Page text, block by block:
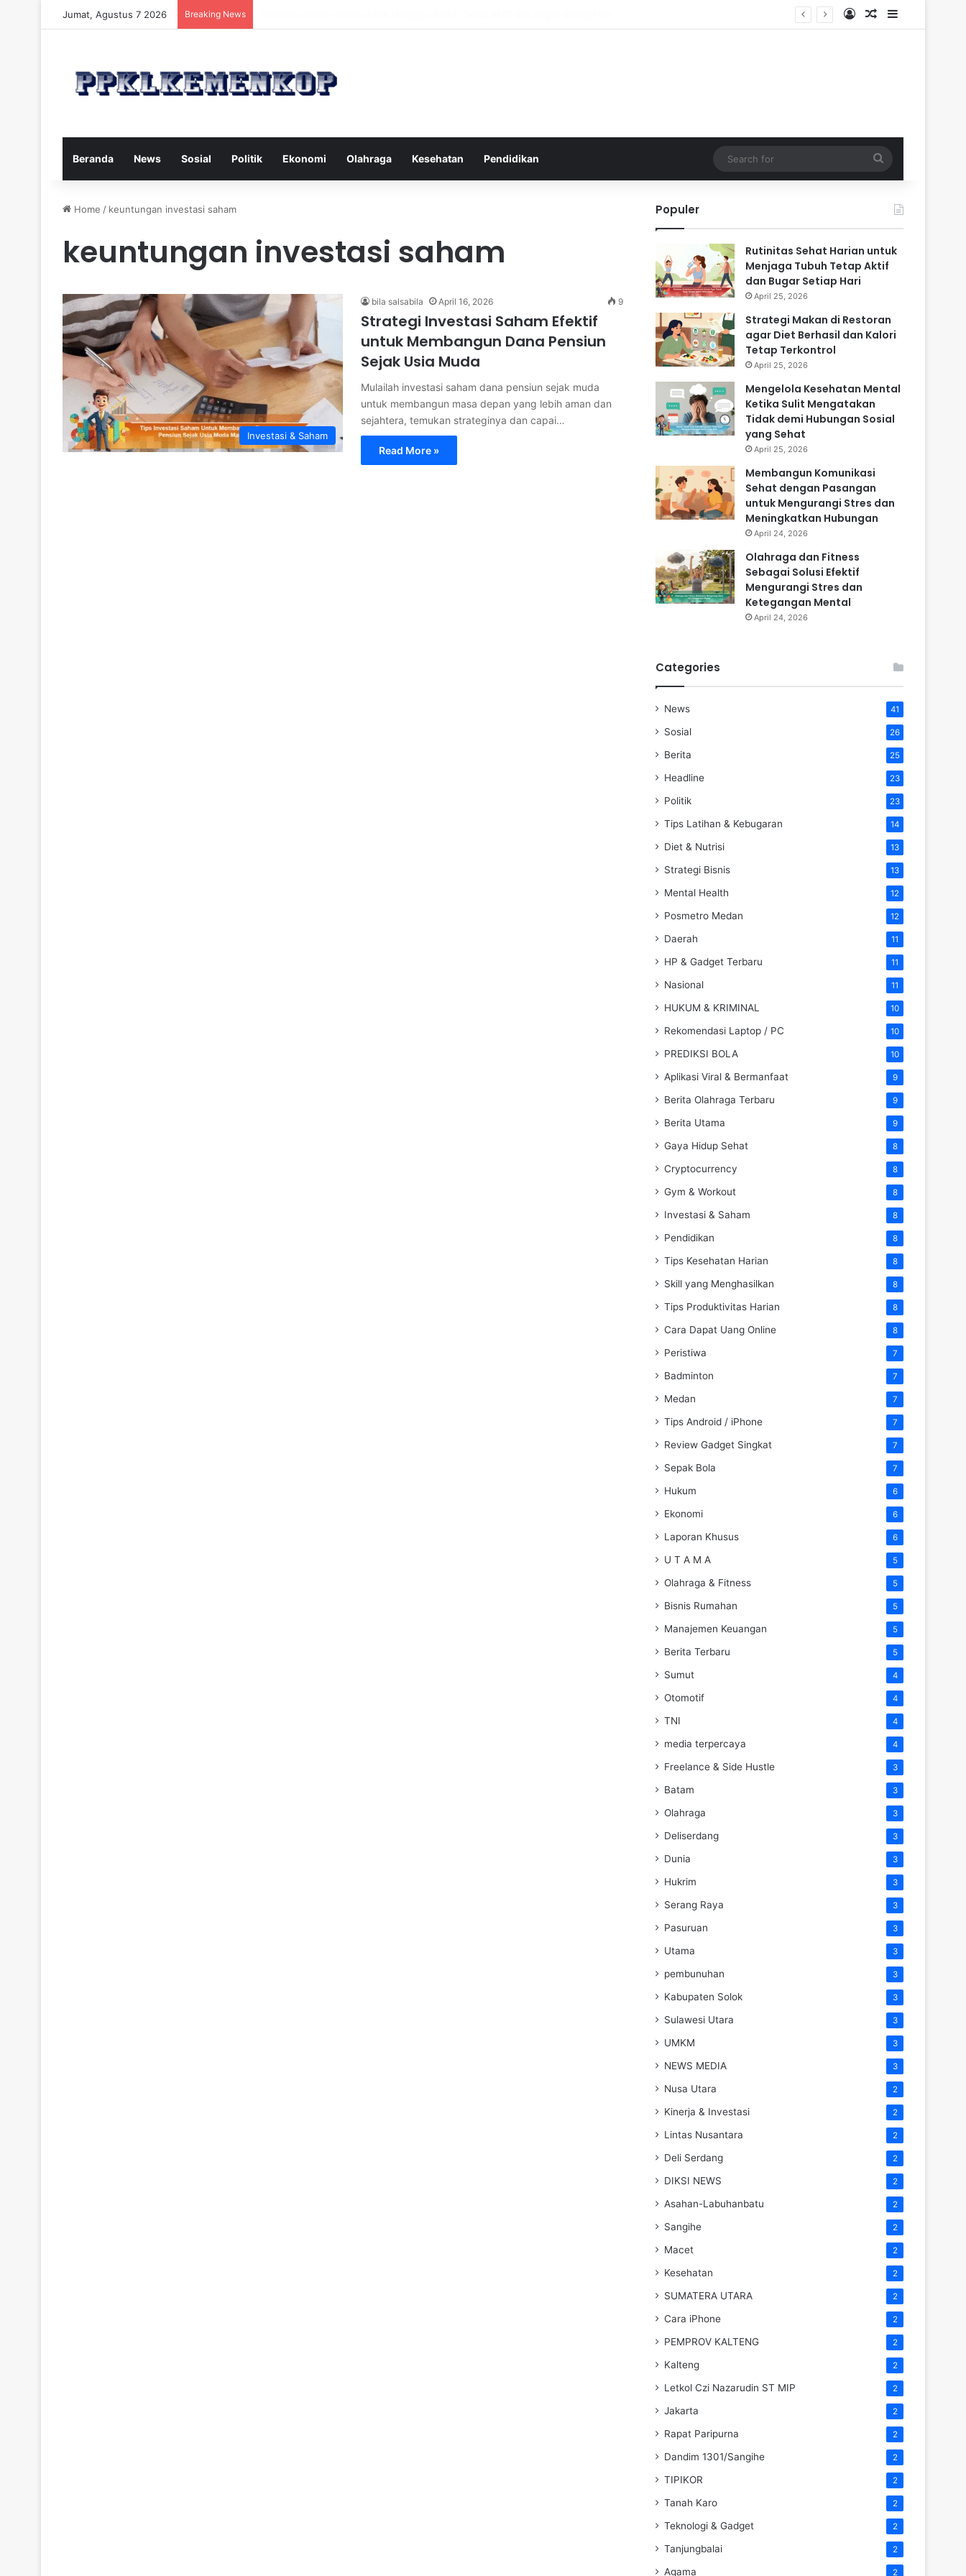
Jumat, Agustus 7 2026 Breaking News Log InRandom Article
Sidebar
Beranda News Sosial Politik Ekonomi Olahraga Kesehatan Pendidikan
for
Home / keuntungan investasi saham
keuntungan investasi saham
Investasi & Saham
bila salsabila April 16, 2026 9
Strategi Investasi Saham Efektif
untuk Membangun Dana Pensiun
Sejak Usia Muda
Mulailah investasi saham dana pensiun sejak muda
untuk membangun masa depan yang lebih aman dan
sejahtera, temukan strateginya dan capai…
Read More »
Populer
Rutinitas Sehat Harian untuk
Menjaga Tubuh Tetap Aktif
dan Bugar Setiap Hari
April 25, 2026
Strategi Makan di Restoran
agar Diet Berhasil dan Kalori
Tetap Terkontrol
April 25, 2026
Mengelola Kesehatan Mental
Ketika Sulit Mengatakan
Tidak demi Hubungan Sosial
yang Sehat
April 25, 2026
Membangun Komunikasi
Sehat dengan Pasangan
untuk Mengurangi Stres dan
Meningkatkan Hubungan
April 24, 2026
Olahraga dan Fitness
Sebagai Solusi Efektif
Mengurangi Stres dan
Ketegangan Mental
April 24, 2026
Categories
News 41
Sosial 26
Berita 25
Headline 23
Politik 23
Tips Latihan & Kebugaran 14
Diet & Nutrisi 13
Strategi Bisnis 13
Mental Health 12
Posmetro Medan 12
Daerah 11
HP & Gadget Terbaru 11
Nasional 11
HUKUM & KRIMINAL 10
Rekomendasi Laptop / PC 10
PREDIKSI BOLA 10
Aplikasi Viral & Bermanfaat 9
Berita Olahraga Terbaru 9
Berita Utama 9
Gaya Hidup Sehat 8
Cryptocurrency 8
Gym & Workout 8
Investasi & Saham 8
Pendidikan 8
Tips Kesehatan Harian 8
Skill yang Menghasilkan 8
Tips Produktivitas Harian 8
Cara Dapat Uang Online 8
Peristiwa 7
Badminton 7
Medan 7
Tips Android / iPhone 7
Review Gadget Singkat 7
Sepak Bola 7
Hukum 6
Ekonomi 6
Laporan Khusus 6
U T A M A 5
Olahraga & Fitness 5
Bisnis Rumahan 5
Manajemen Keuangan 5
Berita Terbaru 5
Sumut 4
Otomotif 4
TNI 4
media terpercaya 4
Freelance & Side Hustle 3
Batam 3
Olahraga 3
Deliserdang 3
Dunia 3
Hukrim 3
Serang Raya 3
Pasuruan 3
Utama 3
pembunuhan 3
Kabupaten Solok 3
Sulawesi Utara 3
UMKM 3
NEWS MEDIA 3
Nusa Utara 2
Kinerja & Investasi 2
Lintas Nusantara 2
Deli Serdang 2
DIKSI NEWS 2
Asahan-Labuhanbatu 2
Sangihe 2
Macet 2
Kesehatan 2
SUMATERA UTARA 2
Cara iPhone 2
PEMPROV KALTENG 2
Kalteng 2
Letkol Czi Nazarudin ST MIP 2
Jakarta 2
Rapat Paripurna 2
Dandim 1301/Sangihe 2
TIPIKOR 2
Tanah Karo 2
Teknologi & Gadget 2
Tanjungbalai 2
Agama 2